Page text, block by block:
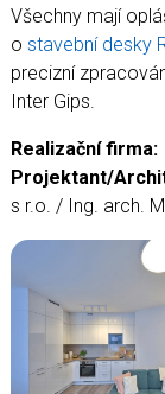
Všechny mají
o stavební desky
precizní
Inter Gips.
Realizační firma:
Projektant/
s r.o. / Ing. arch.